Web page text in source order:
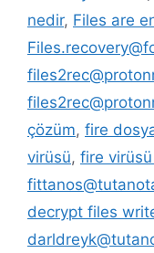
nedir, Files are
çözüm, fire
virüsü, fire
decrypt files